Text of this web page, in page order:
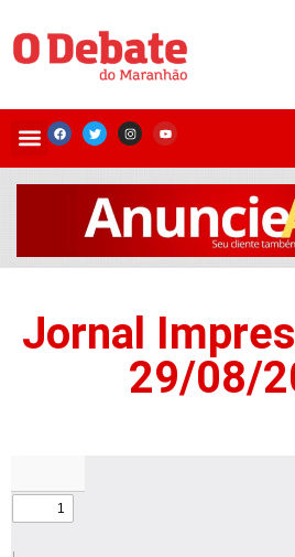
Jornal
29/08/